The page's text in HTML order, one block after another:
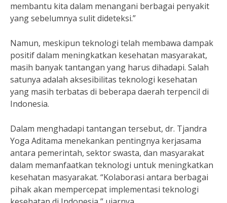
membantu kita dalam menangani berbagai penyakit
yang sebelumnya sulit dideteksi.”
Namun, meskipun teknologi telah membawa dampak
positif dalam meningkatkan kesehatan masyarakat,
masih banyak tantangan yang harus dihadapi. Salah
satunya adalah aksesibilitas teknologi kesehatan
yang masih terbatas di beberapa daerah terpencil di
Indonesia.
Dalam menghadapi tantangan tersebut, dr. Tjandra
Yoga Aditama menekankan pentingnya kerjasama
antara pemerintah, sektor swasta, dan masyarakat
dalam memanfaatkan teknologi untuk meningkatkan
kesehatan masyarakat. “Kolaborasi antara berbagai
pihak akan mempercepat implementasi teknologi